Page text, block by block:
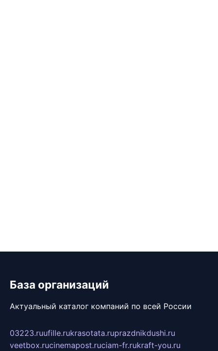
База организаций
Актуальный каталог компаний по всей России
03223.ruufille.rukrasotata.ruprazdnikdushi.ru
veetbox.rucinemapost.ruciam-fr.rukraft-you.ru